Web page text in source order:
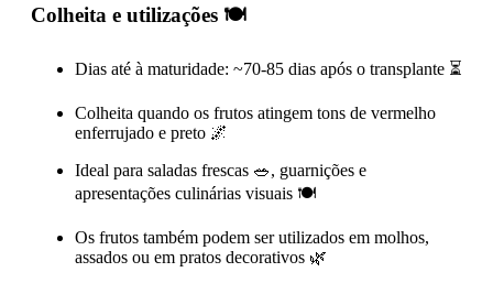
Colheita e utilizações 🍽️
Dias até à maturidade: ~70-85 dias após o transplante ⏳
Colheita quando os frutos atingem tons de vermelho
enferrujado e preto 🌌
Ideal para saladas frescas 🥗, guarnições e
apresentações culinárias visuais 🍽️
Os frutos também podem ser utilizados em molhos,
assados ou em pratos decorativos 🌿